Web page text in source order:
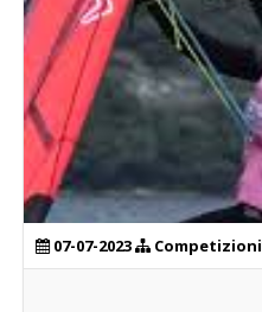
07-07-2023 Competizioni